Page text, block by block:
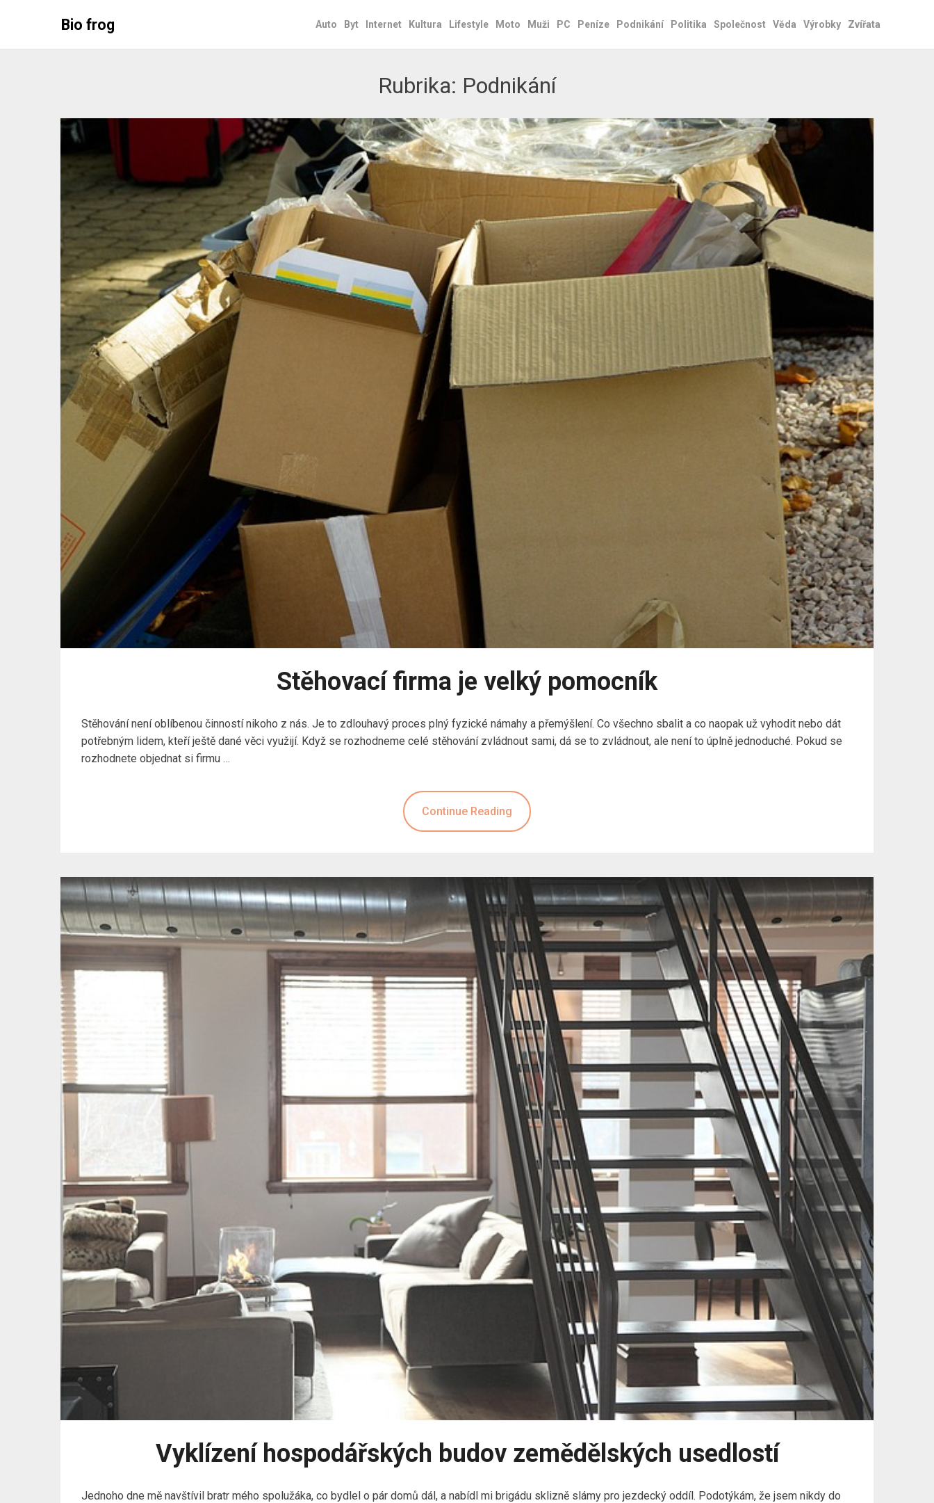
Bio frog Auto Byt Internet Kultura Lifestyle Moto Muži PC Peníze Podnikání Politika Společnost Věda Výrobky Zvířata
Rubrika: Podnikání
Stěhovací firma je velký pomocník
Stěhování není oblíbenou činností nikoho z nás. Je to zdlouhavý proces plný fyzické námahy a přemýšlení. Co všechno sbalit a co naopak už vyhodit nebo dát
potřebným lidem, kteří ještě dané věci využijí. Když se rozhodneme celé stěhování zvládnout sami, dá se to zvládnout, ale není to úplně jednoduché. Pokud se
rozhodnete objednat si firmu …
Continue Reading
Vyklízení hospodářských budov zemědělských usedlostí
Jednoho dne mě navštívil bratr mého spolužáka, co bydlel o pár domů dál, a nabídl mi brigádu sklizně slámy pro jezdecký oddíl. Podotýkám, že jsem nikdy do